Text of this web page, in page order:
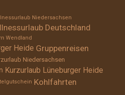
Niedersachsen
Deutschland
Wendland
Heide Gruppenreisen
Niedersachsen
Kurzurlaub Lüneburger Heide
Kohlfahrten